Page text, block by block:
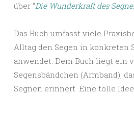
über “Die Wunderkraft des
Das Buch umfasst viele
Alltag den Segen in konkreten
anwendet. Dem Buch liegt ein
Segensbändchen (Armband),
Segnen erinnert. Eine tolle